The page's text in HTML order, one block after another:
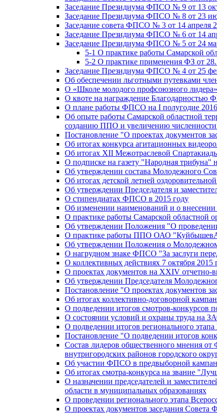
Заседание Президиума ФПСО № 9 от 13
Заседание Президиума ФПСО № 8 от 23
Заседание совета ФПСО № 3 от 14 апреля
Заседание Президиума ФПСО № 6 от 14
Заседание Президиума ФПСО № 5 от 24
5-1 О практике работы Самарской
5-2 О практике применения ФЗ от
Заседание Президиума ФПСО № 4 от 25
Об обеспечении льготными путевками
О «Школе молодого профсоюзного
О квоте на награждение
О плане работы ФПСО на I полугодие 2016
Об опыте работы Самарской областной
созданию ППО и увеличению численности
Постановление "О проектах документов
Об итогах конкурса агитационных
Об итогах XII Межотраслевой
О подписке на газету "Народная трибуна"
Об утверждении состава Молодежного
Об итогах детской летней
Об утверждении Председателя и
О стипендиатах ФПСО в 2015 году
Об изменении наименований и о внесении
О практике работы Самарской областной
Об утверждении Положения "О проведении
О практике работы ППО ОАО
Об утверждении Положения о
О нагрудном знаке ФПСО "За заслуги
О коллективных действиях 7 октября 2015
О проектах документов на XXIV
Об утверждении Председателя
Постановление "О проектах документов
Об итогах коллективно-договорной
О подведении итогов смотров-конкурсов
О состоянии условий и охраны труда на
О подведении итогов регионального
Постановление "О подведении итогов
Состав лидеров общественного мнения
внутригородских районов городского
Об участии ФПСО в предвыборной
Об итогах смотра-конкурса на звание
О назначении председателей и
области в муниципальных образованиях
О проведении регионального этапа
О проектах документов заседания